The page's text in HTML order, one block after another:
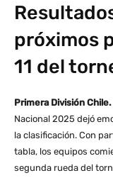
próximos
11 del
Primera División Chile.
Nacional 2025 dejó
la clasificación. Con
tabla, los equipos
segunda rueda del